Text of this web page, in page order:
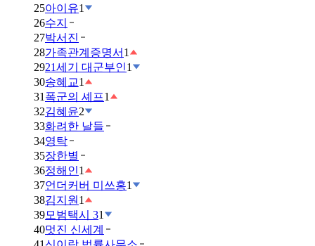
25아이유1
26수지
27박서진
28가족관계증명서 1
2921세기 대군부인1
30송혜교1
31 폭군의 셰프1
32김혜윤2
33화려한 날들
34영탁
35장한별
36정해인1
37언더커버 미쓰홍1
38김지원 1
39모범택시 31
40멋진 신세계